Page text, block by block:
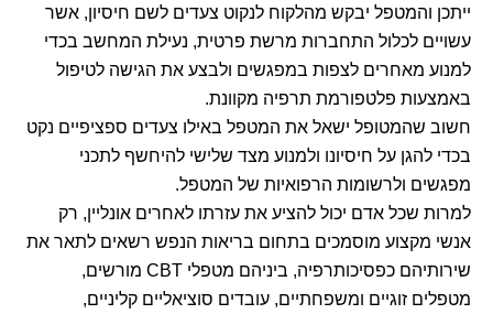
ייתכן והמטפל יבקש מהלקוח לנקוט צעדים לשם חיסיון, אשר
עשויים לכלול התחברות מרשת פרטית, נעילת המחשב בכדי
למנוע מאחרים לצפות במפגשים ולבצע את הגישה לטיפול
באמצעות פלטפורמת תרפיה מקוונת.
חשוב שהמטופל ישאל את המטפל באילו צעדים ספציפיים נקט
בכדי להגן על חיסיונו ולמנוע מצד שלישי להיחשף לתכני
מפגשים ולרשומות הרפואיות של המטפל.
למרות שכל אדם יכול להציע את עזרתו לאחרים אונליין, רק
אנשי מקצוע מוסמכים בתחום בריאות הנפש רשאים לתאר את
שירותיהם כפסיכותרפיה, ביניהם מטפלי CBT מורשים,
מטפלים זוגיים ומשפחתיים, עובדים סוציאליים קליניים,